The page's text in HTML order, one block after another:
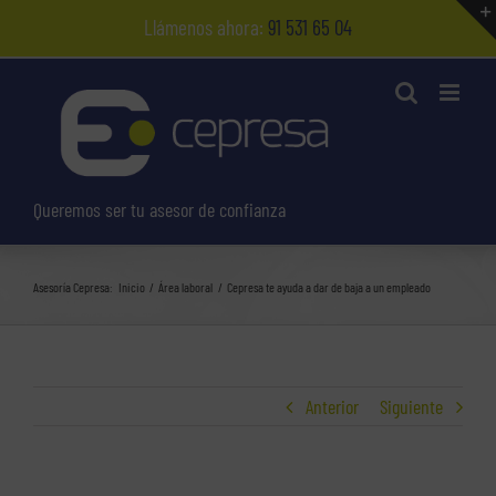
contenido
Llámenos ahora: 91 531 65 04
Queremos ser tu asesor de confianza
Asesoría Cepresa: Inicio Área laboral Cepresa te ayuda a dar de baja a un empleado
Anterior Siguiente